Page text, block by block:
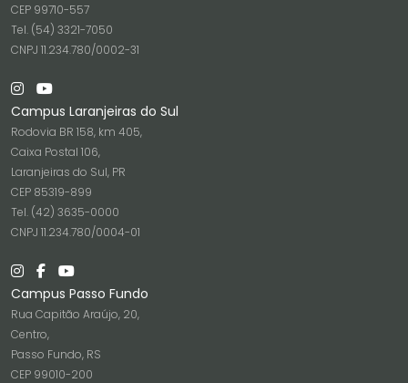
CEP 99710-557
Tel. (54) 3321-7050
CNPJ 11.234.780/0002-31
Campus Laranjeiras do Sul
Rodovia BR 158, km 405,
Caixa Postal 106,
Laranjeiras do Sul, PR
CEP 85319-899
Tel. (42) 3635-0000
CNPJ 11.234.780/0004-01
Campus Passo Fundo
Rua Capitão Araújo, 20,
Centro,
Passo Fundo, RS
CEP 99010-200